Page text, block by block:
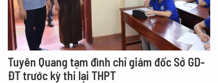
Tuyên Quang tạm đình chỉ giám đốc Sở GD-
ĐT trước kỳ thi lại THPT